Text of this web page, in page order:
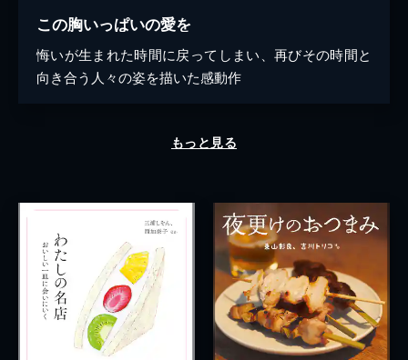
この胸いっぱいの愛を
悔いが生まれた時間に戻ってしまい、再びその時間と
向き合う人々の姿を描いた感動作
もっと見る